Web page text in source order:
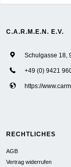
C.A.R.M.E.N. E.V.
Schulgasse 18,
+49 (0) 9421
https://
RECHTLICHES
AGB
Vertrag widerrufen